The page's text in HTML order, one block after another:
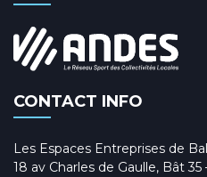
CONTACT INFO
Les Espaces Entreprises de
18 av Charles de Gaulle, Bât 35